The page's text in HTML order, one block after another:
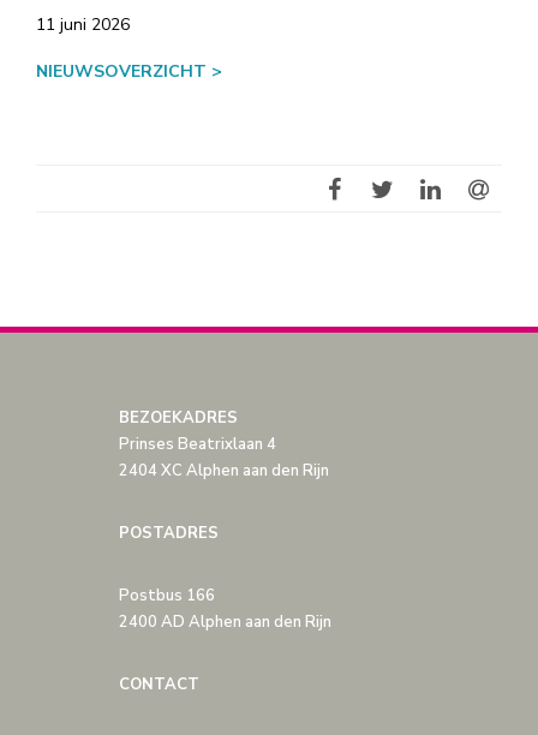
11 juni 2026
NIEUWSOVERZICHT >
BEZOEKADRES
Prinses Beatrixlaan 4
2404 XC Alphen aan den Rijn
POSTADRES
Postbus 166
2400 AD Alphen aan den Rijn
CONTACT